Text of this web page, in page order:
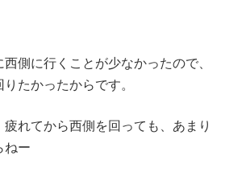
側に行くことが少なかったので、
たかったからです。
れてから西側を回っても、あまり
ねー